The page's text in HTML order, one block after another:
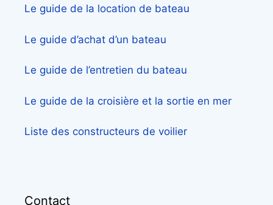
Le guide de la location de bateau
Le guide d’achat d’un bateau
Le guide de l’entretien du bateau
Le guide de la croisière et la sortie en mer
Liste des constructeurs de voilier
Contact